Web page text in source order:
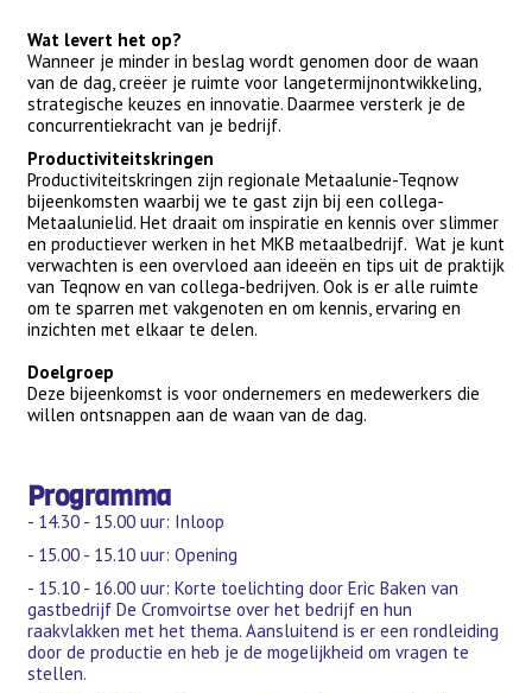
Wat levert het op?
Wanneer je minder in beslag wordt genomen door de waan
van de dag, creëer je ruimte voor langetermijnontwikkeling,
strategische keuzes en innovatie. Daarmee versterk je de
concurrentiekracht van je bedrijf.
Productiviteitskringen
Productiviteitskringen zijn regionale Metaalunie-Teqnow
bijeenkomsten waarbij we te gast zijn bij een collega-
Metaalunielid. Het draait om inspiratie en kennis over slimmer
en productiever werken in het MKB metaalbedrijf. Wat je kunt
verwachten is een overvloed aan ideeën en tips uit de praktijk
van Teqnow en van collega-bedrijven. Ook is er alle ruimte
om te sparren met vakgenoten en om kennis, ervaring en
inzichten met elkaar te delen.
Doelgroep
Deze bijeenkomst is voor ondernemers en medewerkers die
willen ontsnappen aan de waan van de dag.
Programma
- 14.30 - 15.00 uur: Inloop
- 15.00 - 15.10 uur: Opening
- 15.10 - 16.00 uur: Korte toelichting door Eric Baken van
gastbedrijf De Cromvoirtse over het bedrijf en hun
raakvlakken met het thema. Aansluitend is er een rondleiding
door de productie en heb je de mogelijkheid om vragen te
stellen.